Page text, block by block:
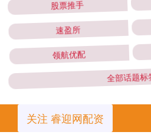
股票推手
速盈所
领航优配
全部话题标
关注 睿迎网配资